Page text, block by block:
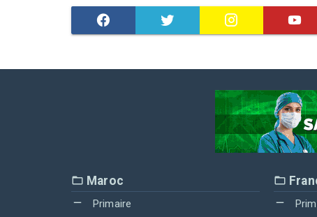
Maroc
Primaire